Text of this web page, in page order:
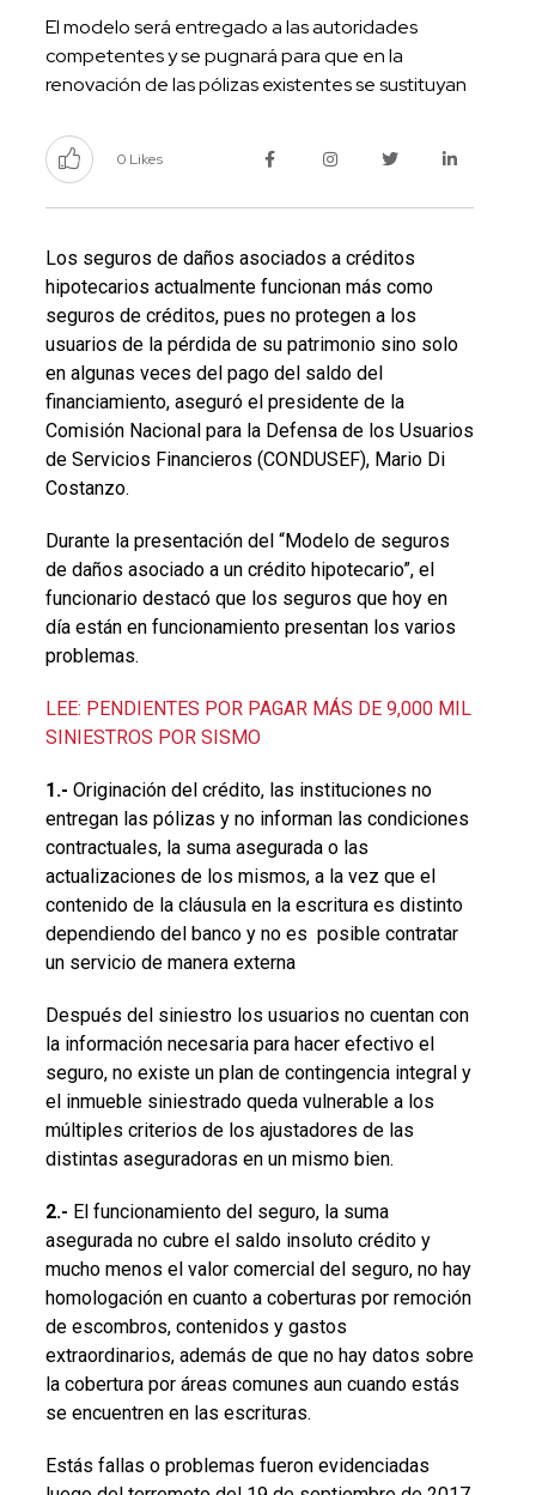
El modelo será entregado a las autoridades
competentes y se pugnará para que en la
renovación de las pólizas existentes se sustituyan
0 Likes
Los seguros de daños asociados a créditos
hipotecarios actualmente funcionan más como
seguros de créditos, pues no protegen a los
usuarios de la pérdida de su patrimonio sino solo
en algunas veces del pago del saldo del
financiamiento, aseguró el presidente de la
Comisión Nacional para la Defensa de los Usuarios
de Servicios Financieros (CONDUSEF), Mario Di
Costanzo.
Durante la presentación del “Modelo de seguros
de daños asociado a un crédito hipotecario”, el
funcionario destacó que los seguros que hoy en
día están en funcionamiento presentan los varios
problemas.
LEE: PENDIENTES POR PAGAR MÁS DE 9,000 MIL
SINIESTROS POR SISMO
1.- Originación del crédito, las instituciones no
entregan las pólizas y no informan las condiciones
contractuales, la suma asegurada o las
actualizaciones de los mismos, a la vez que el
contenido de la cláusula en la escritura es distinto
dependiendo del banco y no es posible contratar
un servicio de manera externa
Después del siniestro los usuarios no cuentan con
la información necesaria para hacer efectivo el
seguro, no existe un plan de contingencia integral y
el inmueble siniestrado queda vulnerable a los
múltiples criterios de los ajustadores de las
distintas aseguradoras en un mismo bien.
2.- El funcionamiento del seguro, la suma
asegurada no cubre el saldo insoluto crédito y
mucho menos el valor comercial del seguro, no hay
homologación en cuanto a coberturas por remoción
de escombros, contenidos y gastos
extraordinarios, además de que no hay datos sobre
la cobertura por áreas comunes aun cuando estás
se encuentren en las escrituras.
Estás fallas o problemas fueron evidenciadas